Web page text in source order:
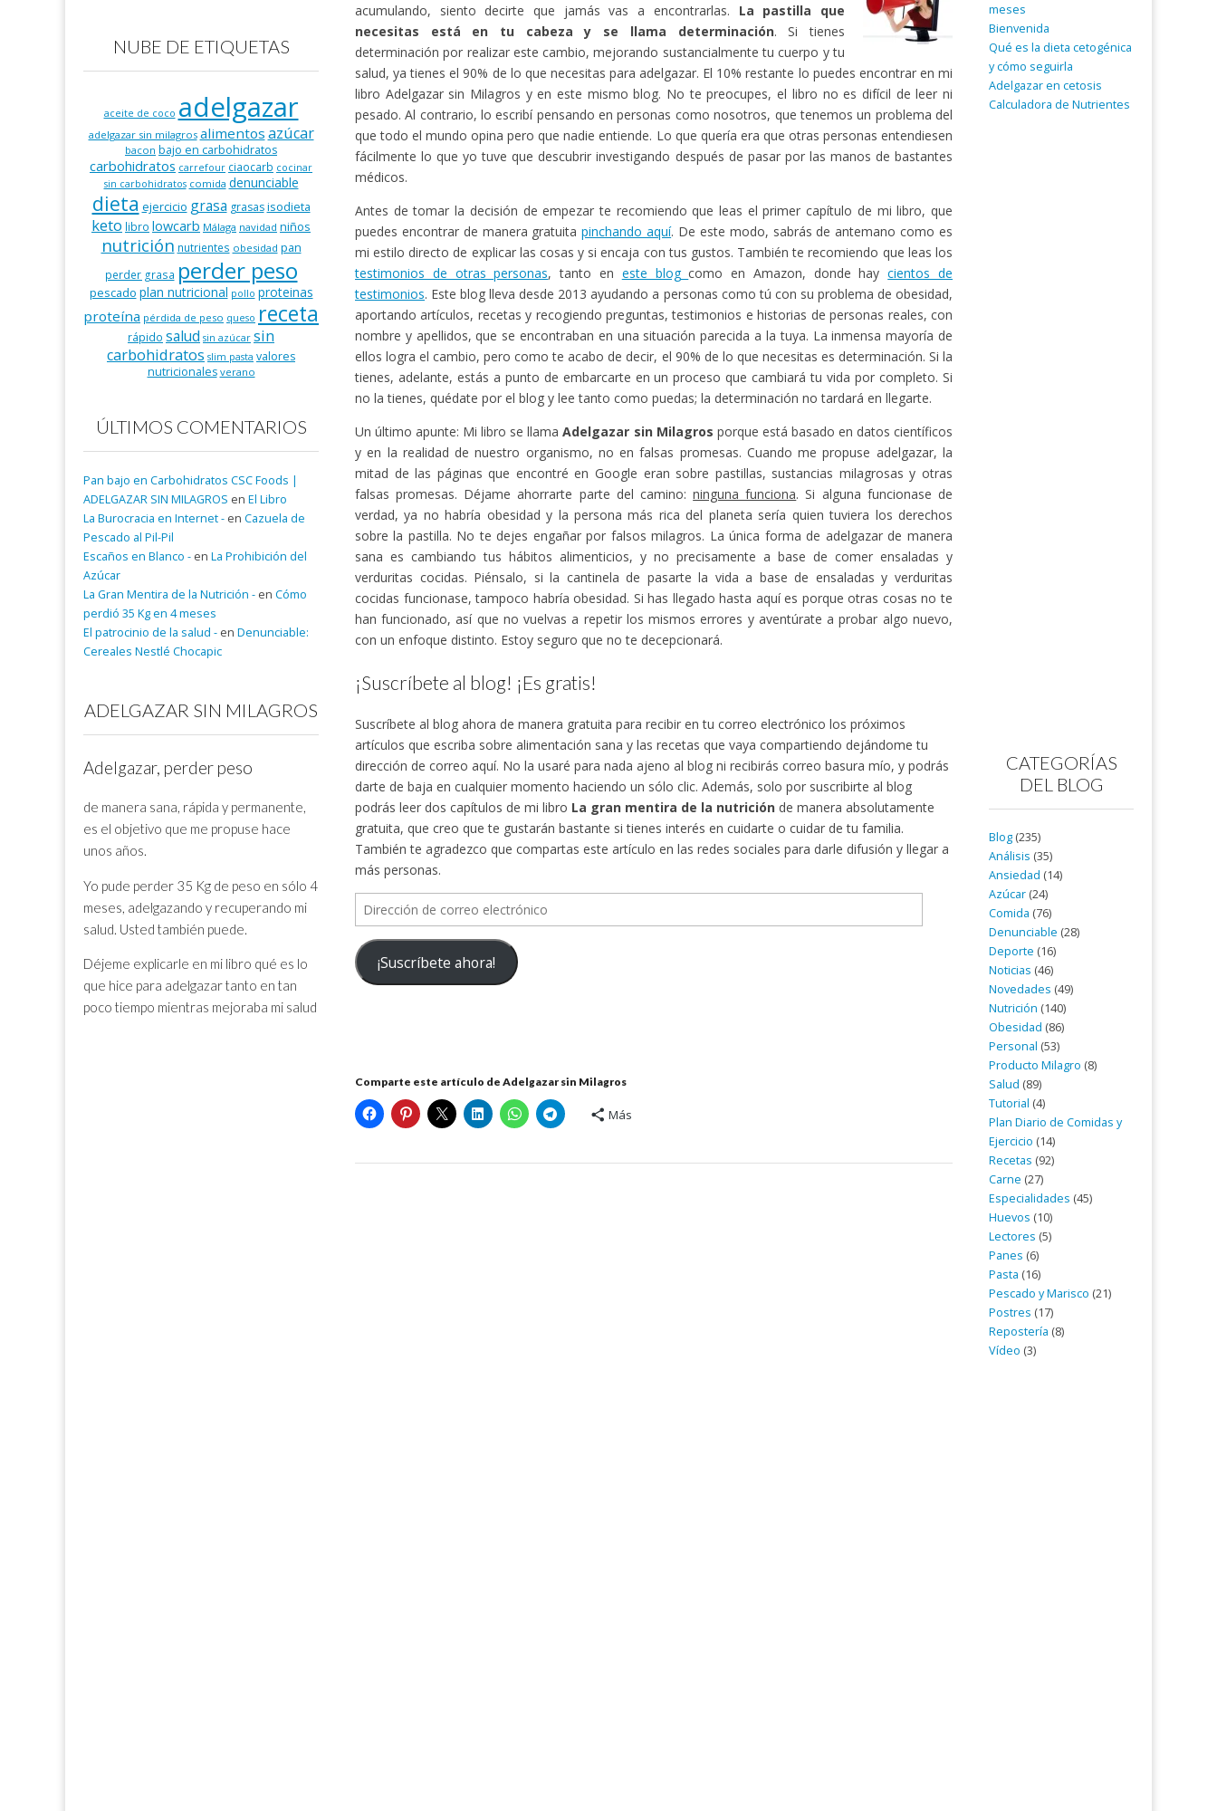
acumulando, siento decirte que jamás vas a encontrarlas. La pastilla que
necesitas está en tu cabeza y se llama determinación. Si tienes
determinación por realizar este cambio, mejorando sustancialmente tu cuerpo y tu
salud, ya tienes el 90% de lo que necesitas para adelgazar. El 10% restante lo puedes encontrar en mi
libro Adelgazar sin Milagros y en este mismo blog. No te preocupes, el libro no es difícil de leer ni
pesado. Al contrario, lo escribí pensando en personas como nosotros, que tenemos un problema del
que todo el mundo opina pero que nadie entiende. Lo que quería era que otras personas entendiesen
fácilmente lo que yo tuve que descubrir investigando después de pasar por las manos de bastantes
médicos.
Antes de tomar la decisión de empezar te recomiendo que leas el primer capítulo de mi libro, que
puedes encontrar de manera gratuitapinchando aquí. De este modo, sabrás de antemano como es
mi estilo directo de explicar las cosas y si encaja con tus gustos. También te recomiendo que leas los
testimonios de otras personas, tanto en este blogcomo en Amazon, donde haycientos de
testimonios. Este blog lleva desde 2013 ayudando a personas como tú con su problema de obesidad,
aportando artículos, recetas y recogiendo preguntas, testimonios e historias de personas reales, con
nombre y apellidos, que se encontraban en una situación parecida a la tuya. La inmensa mayoría de
ellos logra el cambio, pero como te acabo de decir, el 90% de lo que necesitas es determinación. Si la
tienes, adelante, estás a punto de embarcarte en un proceso que cambiará tu vida por completo. Si
no la tienes, quédate por el blog y lee tanto como puedas; la determinación no tardará en llegarte.
Un último apunte: Mi libro se llamaAdelgazar sin Milagros porque está basado en datos científicos
y en la realidad de nuestro organismo, no en falsas promesas. Cuando me propuse adelgazar, la
mitad de las páginas que encontré en Google eran sobre pastillas, sustancias milagrosas y otras
falsas promesas. Déjame ahorrarte parte del camino:ninguna funciona. Si alguna funcionase de
verdad, ya no habría obesidad y la persona más rica del planeta sería quien tuviera los derechos
sobre la pastilla. No te dejes engañar por falsos milagros. La única forma de adelgazar de manera
sana es cambiando tus hábitos alimenticios, y no precisamente a base de comer ensaladas y
verduritas cocidas. Piénsalo, si la cantinela de pasarte la vida a base de ensaladas y verduritas
cocidas funcionase, tampoco habría obesidad. Si has llegado hasta aquí es porque otras cosas no te
han funcionado, así que no vuelvas a repetir los mismos errores y aventúrate a probar algo nuevo,
con un enfoque distinto. Estoy seguro que no te decepcionará.
¡Suscríbete al blog! ¡Es gratis!
Suscríbete al blog ahora de manera gratuita para recibir en tu correo electrónico los próximos
artículos que escriba sobre alimentación sana y las recetas que vaya compartiendo dejándome tu
dirección de correo aquí. No la usaré para nada ajeno al blog ni recibirás correo basura mío, y podrás
darte de baja en cualquier momento haciendo un sólo clic. Además, solo por suscribirte al blog
podrás leer dos capítulos de mi libro La gran mentira de la nutrición de manera absolutamente
gratuita, que creo que te gustarán bastante si tienes interés en cuidarte o cuidar de tu familia.
También te agradezco que compartas este artículo en las redes sociales para darle difusión y llegar a
más personas.
Dirección
de
correo
electrónico
¡Suscríbete ahora!
Comparte este artículo de Adelgazar sin Milagros
Más
NUBE DE ETIQUETAS
aceite de coco adelgazar
adelgazar sin milagros alimentos azúcar
bacon bajo en carbohidratos
carbohidratos carrefour ciaocarb cocinar
sin carbohidratos comida denunciable
dieta ejercicio grasa grasas isodieta
keto libro lowcarb Málaga navidad niños
nutrición nutrientes obesidad pan
perder grasa perder peso
pescado plan nutricional pollo proteinas
proteína pérdida de peso queso receta
rápido salud sin azúcar sin
carbohidratos slim pasta valores
nutricionales verano
ÚLTIMOS COMENTARIOS
Pan bajo en Carbohidratos CSC Foods |
ADELGAZAR SIN MILAGROS en El Libro
La Burocracia en Internet - en Cazuela de
Pescado al Pil-Pil
Escaños en Blanco - en La Prohibición del
Azúcar
La Gran Mentira de la Nutrición - en Cómo
perdió 35 Kg en 4 meses
El patrocinio de la salud - en Denunciable:
Cereales Nestlé Chocapic
ADELGAZAR SIN MILAGROS
Adelgazar, perder peso
de manera sana, rápida y permanente,
es el objetivo que me propuse hace
unos años.
Yo pude perder 35 Kg de peso en sólo 4
meses, adelgazando y recuperando mi
salud. Usted también puede.
Déjeme explicarle en mi libro qué es lo
que hice para adelgazar tanto en tan
poco tiempo mientras mejoraba mi salud
meses
Bienvenida
Qué es la dieta cetogénica
y cómo seguirla
Adelgazar en cetosis
Calculadora de Nutrientes
CATEGORÍAS
DEL BLOG
Blog (235)
Análisis (35)
Ansiedad (14)
Azúcar (24)
Comida (76)
Denunciable (28)
Deporte (16)
Noticias (46)
Novedades (49)
Nutrición (140)
Obesidad (86)
Personal (53)
Producto Milagro (8)
Salud (89)
Tutorial (4)
Plan Diario de Comidas y
Ejercicio (14)
Recetas (92)
Carne (27)
Especialidades (45)
Huevos (10)
Lectores (5)
Panes (6)
Pasta (16)
Pescado y Marisco (21)
Postres (17)
Repostería (8)
Vídeo (3)